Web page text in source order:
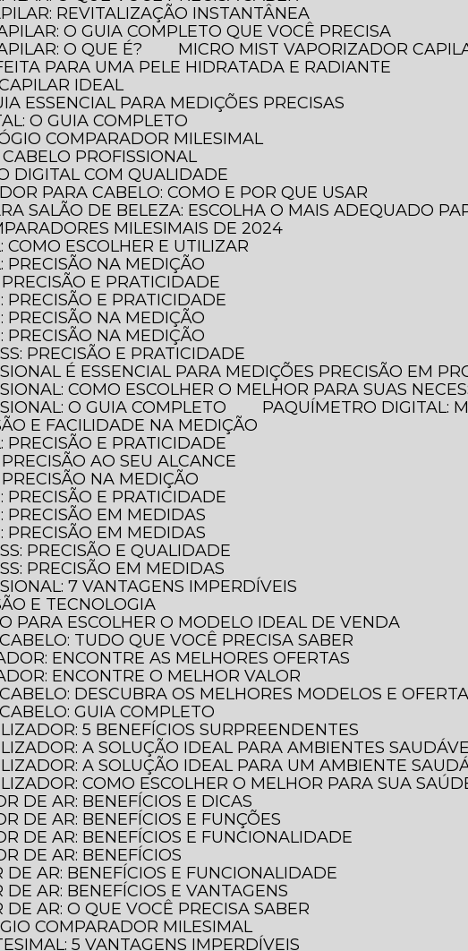
REVITALIZAÇÃO INSTANTÂNEA
O GUIA COMPLETO QUE VOCÊ PRECISA
O QUE É?
MICRO MIST VAPORIZADOR
PARA UMA PELE HIDRATADA E RADIANTE
IDEAL
ESSENCIAL PARA MEDIÇÕES PRECISAS
O GUIA COMPLETO
COMPARADOR MILESIMAL
CABELO PROFISSIONAL
DIGITAL COM QUALIDADE
PARA CABELO: COMO E POR QUE USAR
SALÃO DE BELEZA: ESCOLHA O MAIS ADEQUADO
MILESIMAIS DE 2024
ESCOLHER E UTILIZAR
PRECISÃO NA MEDIÇÃO
E PRATICIDADE
PRECISÃO E PRATICIDADE
PRECISÃO NA MEDIÇÃO
PRECISÃO NA MEDIÇÃO
PRECISÃO E PRATICIDADE
É ESSENCIAL PARA MEDIÇÕES PRECISÃO EM
COMO ESCOLHER O MELHOR PARA SUAS
O GUIA COMPLETO
PAQUÍMETRO DIGITAL:
E FACILIDADE NA MEDIÇÃO
PRECISÃO E PRATICIDADE
AO SEU ALCANCE
NA MEDIÇÃO
PRECISÃO E PRATICIDADE
PRECISÃO EM MEDIDAS
PRECISÃO EM MEDIDAS
PRECISÃO E QUALIDADE
PRECISÃO EM MEDIDAS
7 VANTAGENS IMPERDÍVEIS
E TECNOLOGIA
PARA ESCOLHER O MODELO IDEAL DE VENDA
TUDO QUE VOCÊ PRECISA SABER
ENCONTRE AS MELHORES OFERTAS
ENCONTRE O MELHOR VALOR
DESCUBRA OS MELHORES MODELOS E
GUIA COMPLETO
5 BENEFÍCIOS SURPREENDENTES
A SOLUÇÃO IDEAL PARA AMBIENTES
A SOLUÇÃO IDEAL PARA UM AMBIENTE
COMO ESCOLHER O MELHOR PARA SUA
DE AR: BENEFÍCIOS E DICAS
DE AR: BENEFÍCIOS E FUNÇÕES
DE AR: BENEFÍCIOS E FUNCIONALIDADE
DE AR: BENEFÍCIOS
DE AR: BENEFÍCIOS E FUNCIONALIDADE
DE AR: BENEFÍCIOS E VANTAGENS
DE AR: O QUE VOCÊ PRECISA SABER
COMPARADOR MILESIMAL
5 VANTAGENS IMPERDÍVEIS